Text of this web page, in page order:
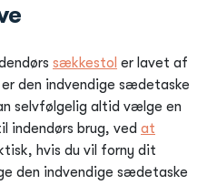
sækkestol er lavet af
den indvendige sædetaske
selvfølgelig altid vælge en
indendørs brug, ved at
hvis du vil forny dit
den indvendige sædetaske